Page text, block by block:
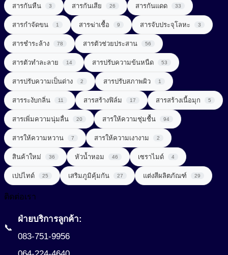
สารจับประจุโลหะ (Chelating Agent)
สารช่วยผลัดเซลล์ผิว (Exfoliating Agent)
สารช่วยเพิ่มความคงตัว (Consistency Factors)
สารช่วยให้ผิวกระชับ (Firming Agent)
สารช่วยให้ผิวผ่อนคลาย (Soothing Agent)
สารทำความสะอาด (Surfactant)
Amino Acid Surfactant
Amphoteric Surfactant
Anionic Surfactant
Non-ionic Surfactant
สารทำละลาย (Solvent)
สารปรับ pH (pH adjust)
สารปรับความนุ่มลื่น (Conditioning Agent)
สารสร้างฟิล์ม (Film Forming Agent)
สารปรุงแต่งรส (Flavor Enhancer)
สารสกัดจากพืช
สารสกัดจากสมุนไพร (Herbal extract)
สารออกฤทธิ์ (Active)
สารเสริมโปรตีน (Protein Enhancer)
สารแต่งสี (Coloring)
สารให้ความหวาน (Sweetener)
เพิ่มสารอาหาร (Nutrient added)
สารกันหืน 3 สารกันเสีย 26 สารกันแดด 33
สารกำจัดขน 1 สารฆ่าเชื้อ 9 สารจับประจุโลหะ 3
สารชำระล้าง 78 สารตัวช่วยประสาน 56
สารตัวทำละลาย 14 สารปรับความข้นหนืด 53
สารปรับความเป็นด่าง 2 สารปรับสภาพผิว 1
สารระงับกลิ่น 11 สารสร้างฟิล์ม 17 สารสร้างเนื้อมุก 5
สารเพิ่มความนุ่มลื่น 20 สารให้ความชุ่มชื้น 94
สารให้ความหวาน 7 สารให้ความเงางาม 2
สินค้าใหม่ 36 หัวน้ำหอม 46 เซราไมด์ 4
เปปไทด์ 25 เสริมภูมิคุ้มกัน 27 แต่งสีผลิตภัณฑ์ 29
ติดต่อเรา
📞
ฝ่ายบริการลูกค้า:
083-751-9956